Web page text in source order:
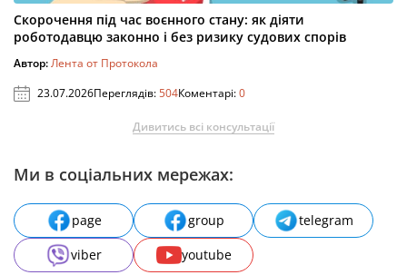
Скорочення під час воєнного стану: як діяти
роботодавцю законно і без ризику судових спорів
Автор:Лента от Протокола
23.07.2026Переглядів:504Коментарі:0
Дивитись всі консультації
Ми в соціальних мережах:
page group
telegram
viber
youtube